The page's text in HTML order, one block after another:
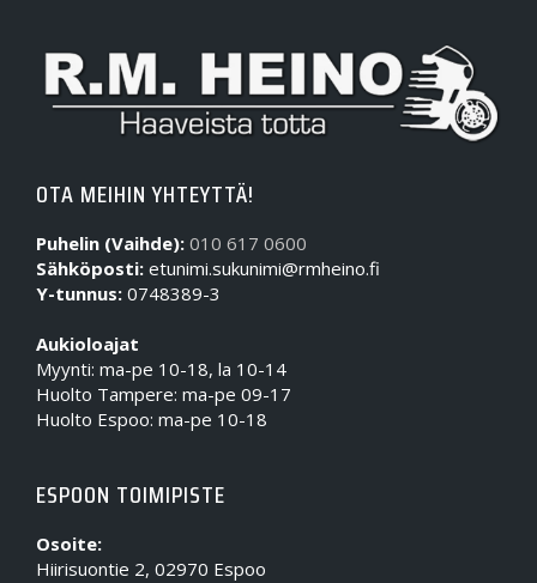
OTA MEIHIN YHTEYTTÄ!
Puhelin (Vaihde): 010 617 0600
Sähköposti: etunimi.sukunimi@rmheino.fi
Y-tunnus: 0748389-3
Aukioloajat
Myynti: ma-pe 10-18, la 10-14
Huolto Tampere: ma-pe 09-17
Huolto Espoo: ma-pe 10-18
ESPOON TOIMIPISTE
Osoite:
Hiirisuontie 2, 02970 Espoo